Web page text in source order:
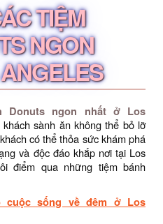
TIỆM
NGON
Donuts ngon nhất ở Los
sành ăn không thể bỏ lỡ
có thể thỏa sức khám phá
và độc đáo khắp nơi tại Los
điểm qua những tiệm bánh
cuộc sống về đêm ở Los